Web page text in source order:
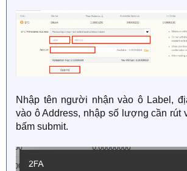
Nhập tên người nhận vào ô Label,
vào ô Address, nhập số lượng cần rút
bấm submit.